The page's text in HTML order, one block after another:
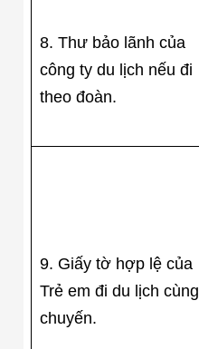
8. Thư bảo lãnh của
công ty du lịch nếu đi
theo đoàn.
9. Giấy tờ hợp lệ của
Trẻ em đi du lịch cùng
chuyến.